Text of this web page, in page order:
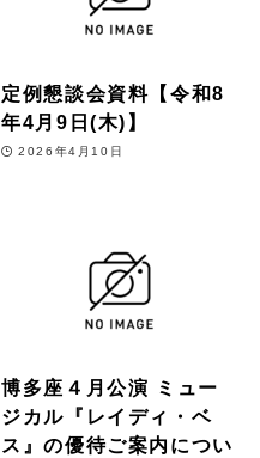
定例懇談会資料【令和8
年4月9日(木)】
2026年4月10日
博多座４月公演 ミュー
ジカル『レイディ・ベ
ス』の優待ご案内につい